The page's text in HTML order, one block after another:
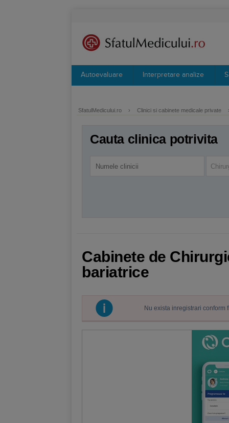
Autoevaluare Interpretare analize
SfatulMedicului.ro › Clinici si cabinete medicale private
Cauta clinica potrivita
Cabinete de
bariatrice
Nu exista inregistrari